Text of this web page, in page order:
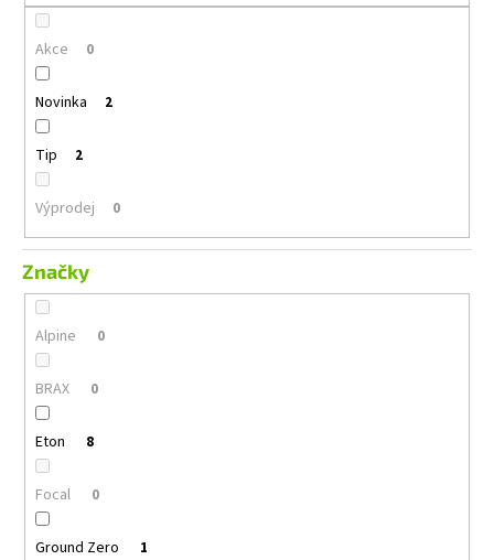
Akce 0
Novinka 2
Tip 2
Výprodej 0
Značky
Alpine 0
BRAX 0
Eton 8
Focal 0
Ground Zero 1
m
ALPINE
INE-
18
490
Kč